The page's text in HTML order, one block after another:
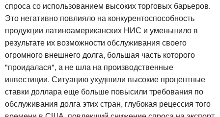
спроса со использованием высоких торговых барьеров.
Это негативно повлияло на конкурентоспособность
продукции латиноамериканских НИС и уменьшило в
результате их возможности обслуживания своего
огромного внешнего долга, большая часть которого
"проидалася", а не шла на производственные
инвестиции. Ситуацию ухудшили высокие процентные
ставки доллара еще больше повысили требования по
обслуживания долга этих стран, глубокая рецессия того